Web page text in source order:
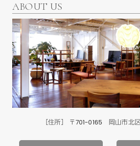
ABOUT US
［住所］ 〒701-0165 岡山市北